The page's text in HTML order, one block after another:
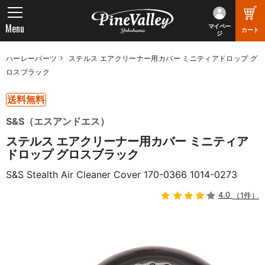
マイペー
ジ
カート
Menu
ハーレーパーツ
ステルス エアクリーナー用カバー ミニティアドロップ グ
ロスブラック
送料無料
S&S（エスアンドエス）
ステルス エアクリーナー用カバー ミニティア
ドロップ グロスブラック
S&S Stealth Air Cleaner Cover 170-0366 1014-0273
4.0 （1件）